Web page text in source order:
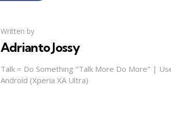
Written by
Adrianto Jossy
Talk = Do Something "Talk More Do More" |
Android (Xperia XA Ultra)